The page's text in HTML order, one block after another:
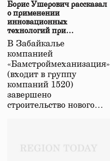
Борис Ушерович рассказал
о применении
инновационных
технологий при
строительстве нового моста
в Забайкалье
В Забайкалье
компанией
«Бамстроймеханизация»
(входит в группу
компаний 1520)
завершено
строительство нового…